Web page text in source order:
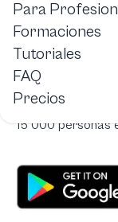
Para
Formaciones
Tutoriales
FAQ
Precios
Aplicación CAA
alternativa y
Una aplicación
libre, sin
15 000 personas